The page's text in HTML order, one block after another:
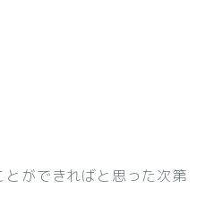
ができればと思った次第